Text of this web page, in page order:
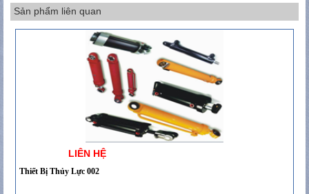
Sản phẩm liên quan
LIÊN HỆ
Thiết Bị Thủy Lực 002